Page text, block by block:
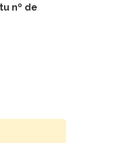
nº de